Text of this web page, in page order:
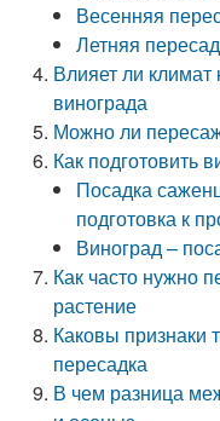
Весенняя
Летняя
Влияет ли
винограда
Можно ли
Как подготовить
Посадка
подготовка к
Виноград –
Как часто нужно
растение
Каковы признаки
пересадка
В чем разница